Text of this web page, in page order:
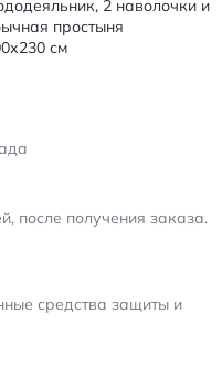
и сохраняет
стирок.
время года,
комплектация из четырех
спальное место в
орнаментом
скандинавские и
себя природными
2 наволочки и
простыня
см
после получения заказа.
средства защиты и